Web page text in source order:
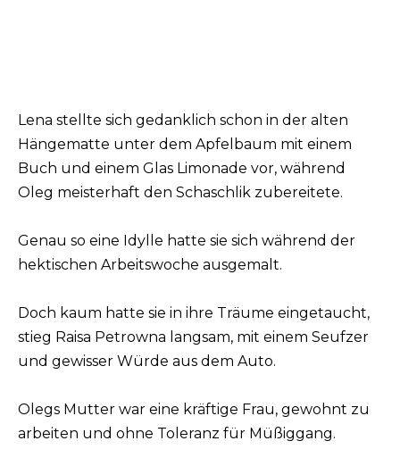
Lena stellte sich gedanklich schon in der alten
Hängematte unter dem Apfelbaum mit einem
Buch und einem Glas Limonade vor, während
Oleg meisterhaft den Schaschlik zubereitete.
Genau so eine Idylle hatte sie sich während der
hektischen Arbeitswoche ausgemalt.
Doch kaum hatte sie in ihre Träume eingetaucht,
stieg Raisa Petrowna langsam, mit einem Seufzer
und gewisser Würde aus dem Auto.
Olegs Mutter war eine kräftige Frau, gewohnt zu
arbeiten und ohne Toleranz für Müßiggang.